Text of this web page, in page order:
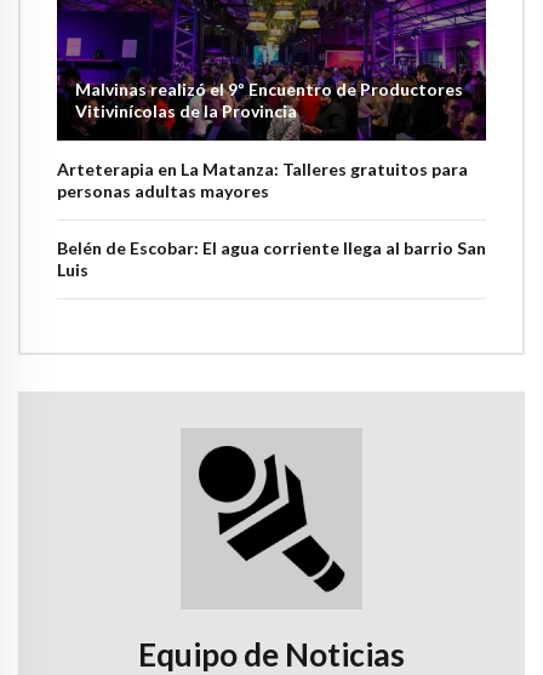
Malvinas realizó el 9º Encuentro de Productores
Vitivinícolas de la Provincia
Arteterapia en La Matanza: Talleres gratuitos para
personas adultas mayores
Belén de Escobar: El agua corriente llega al barrio San
Luis
Equipo de Noticias